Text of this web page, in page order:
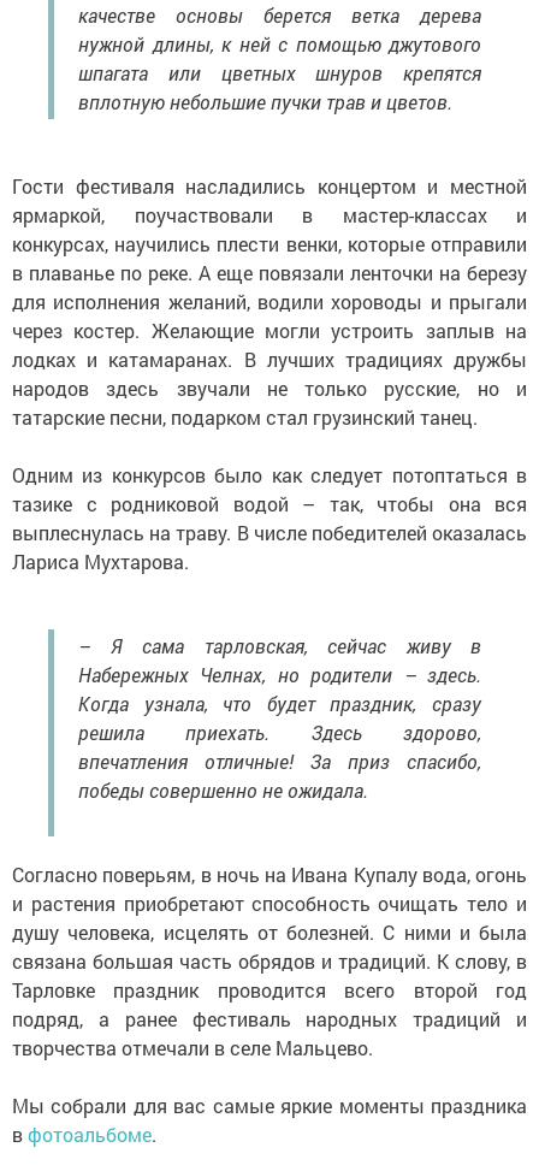
качестве основы берется ветка дерева
нужной длины, к ней с помощью джутового
шпагата или цветных шнуров крепятся
вплотную небольшие пучки трав и цветов.
Гости фестиваля насладились концертом и местной
ярмаркой, поучаствовали в мастер-классах и
конкурсах, научились плести венки, которые отправили
в плаванье по реке. А еще повязали ленточки на березу
для исполнения желаний, водили хороводы и прыгали
через костер. Желающие могли устроить заплыв на
лодках и катамаранах. В лучших традициях дружбы
народов здесь звучали не только русские, но и
татарские песни, подарком стал грузинский танец.
Одним из конкурсов было как следует потоптаться в
тазике с родниковой водой – так, чтобы она вся
выплеснулась на траву. В числе победителей оказалась
Лариса Мухтарова.
– Я сама тарловская, сейчас живу в
Набережных Челнах, но родители – здесь.
Когда узнала, что будет праздник, сразу
решила приехать. Здесь здорово,
впечатления отличные! За приз спасибо,
победы совершенно не ожидала.
Согласно поверьям, в ночь на Ивана Купалу вода, огонь
и растения приобретают способность очищать тело и
душу человека, исцелять от болезней. С ними и была
связана большая часть обрядов и традиций. К слову, в
Тарловке праздник проводится всего второй год
подряд, а ранее фестиваль народных традиций и
творчества отмечали в селе Мальцево.
Мы собрали для вас самые яркие моменты праздника
вфотоальбоме.